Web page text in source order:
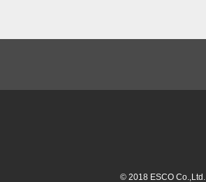
© 2018 ESCO Co.,Ltd.